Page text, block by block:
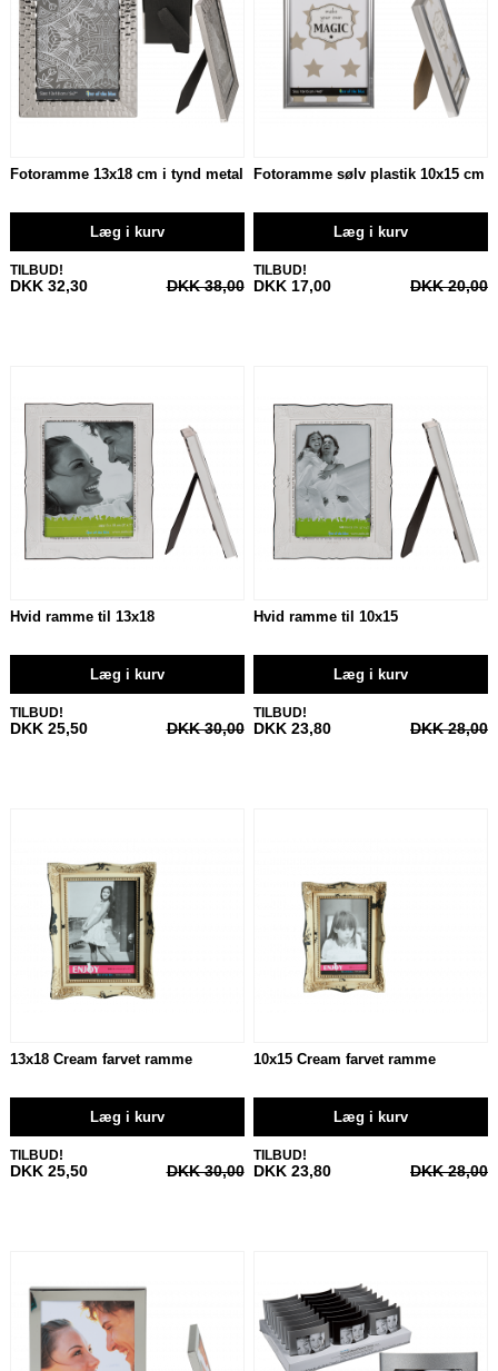
Fotoramme 13x18 cm i tynd metal
Læg i kurv
TILBUD!
DKK 32,30 DKK 38,00
Fotoramme sølv plastik 10x15 cm
Læg i kurv
TILBUD!
DKK 17,00 DKK 20,00
Hvid ramme til 13x18
Læg i kurv
TILBUD!
DKK 25,50 DKK 30,00
Hvid ramme til 10x15
Læg i kurv
TILBUD!
DKK 23,80 DKK 28,00
13x18 Cream farvet ramme
Læg i kurv
TILBUD!
DKK 25,50 DKK 30,00
10x15 Cream farvet ramme
Læg i kurv
TILBUD!
DKK 23,80 DKK 28,00